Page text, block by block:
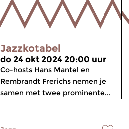
Jazzkotabel
do 24 okt 2024 20:00 uur
Co-hosts Hans Mantel en
Rembrandt Frerichs nemen je
samen met twee prominente...